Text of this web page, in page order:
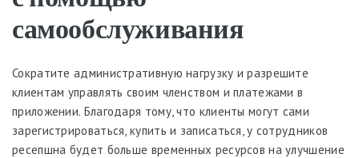
самообслуживания
Сократите административную нагрузку и разрешите
клиентам управлять своим членством и платежами в
приложении. Благодаря тому, что клиенты могут сами
зарегистрироваться, купить и записаться, у сотрудников
ресепшна будет больше временных ресурсов на улучшение